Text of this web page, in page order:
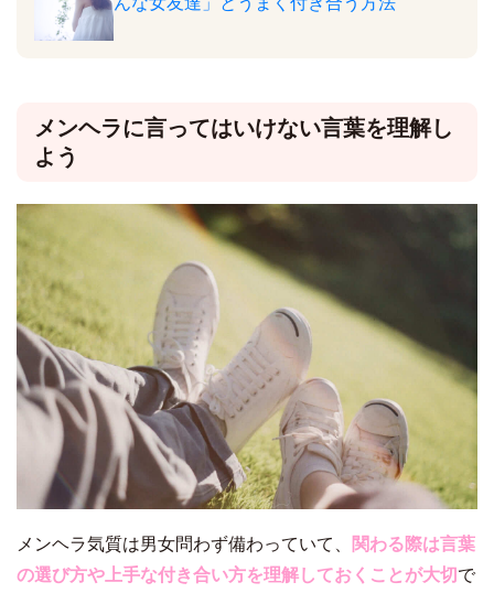
メンヘラに言ってはいけない言葉を理解し
よう
メンヘラ気質は男女問わず備わっていて、
関わる際は言葉
の選び方や上手な付き合い方を理解しておくことが大切 で